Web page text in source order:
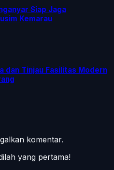
Siap Jaga
Kemarau
dan Tinjau Fasilitas Modern
komentar.
yang pertama!